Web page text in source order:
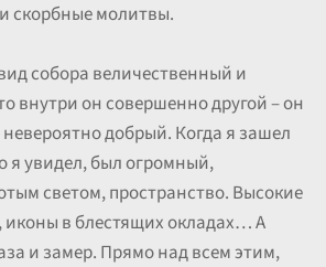
скорбные молитвы.
собора величественный и
внутри он совершенно другой – он
добрый. Когда я зашел
я увидел, был огромный,
светом, пространство. Высокие
иконы в блестящих окладах… А
и замер. Прямо над всем этим,